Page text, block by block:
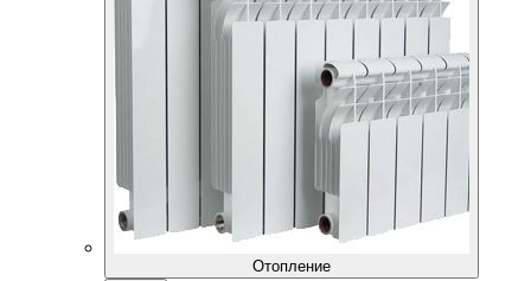
Отопление